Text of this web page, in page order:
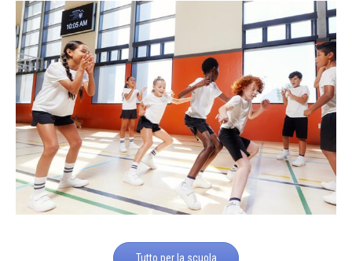
Tutto per la scuola